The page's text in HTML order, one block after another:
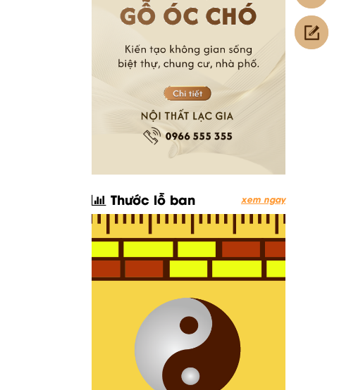
Thước lỗ ban xem ngay